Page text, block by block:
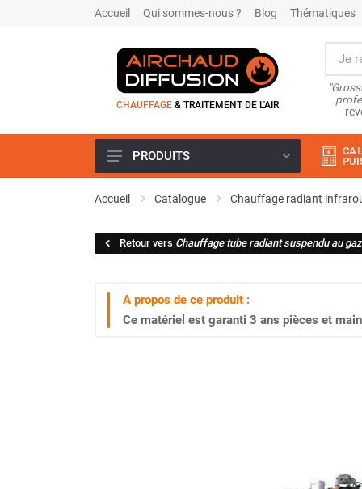
Accueil Qui sommes-nous ? Blog Thématiques
CHAUFFAGE & TRAITEMENT DE L'AIR
Climatiseur
Climatiseur mobile résidentiel et
Rafraîchisseur d'air
Rafraichisseur d'air mobile
PRODUITS
Accueil Catalogue Chauffage radiant
Retour vers Chauffage tube radiant suspendu au gaz
A propos de ce produit :
Ce matériel est garanti 3 ans pièces et